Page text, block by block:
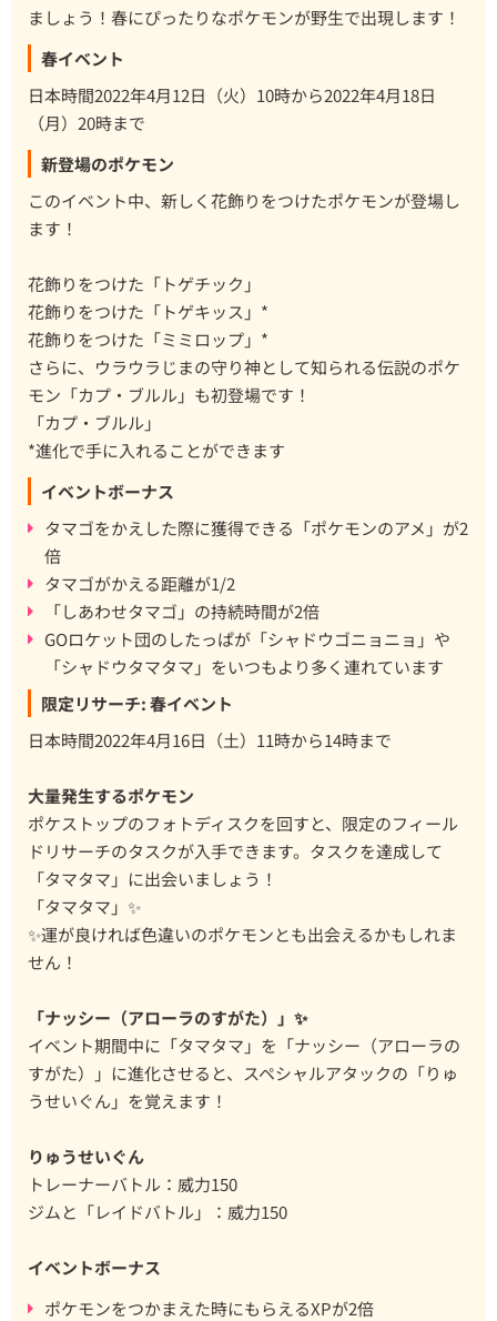
ましょう！春にぴったりなポケモンが野生で出現します！
春イベント
日本時間2022年4月12日（火）10時から2022年4月18日
（月）20時まで
新登場のポケモン
このイベント中、新しく花飾りをつけたポケモンが登場し
ます！
花飾りをつけた「トゲチック」
花飾りをつけた「トゲキッス」*
花飾りをつけた「ミミロップ」*
さらに、ウラウラじまの守り神として知られる伝説のポケ
モン「カプ・ブルル」も初登場です！
「カプ・ブルル」
*進化で手に入れることができます
イベントボーナス
タマゴをかえした際に獲得できる「ポケモンのアメ」が2
倍
タマゴがかえる距離が1/2
「しあわせタマゴ」の持続時間が2倍
GOロケット団のしたっぱが「シャドウゴニョニョ」や
「シャドウタマタマ」をいつもより多く連れています
限定リサーチ: 春イベント
日本時間2022年4月16日（土）11時から14時まで
大量発生するポケモン
ポケストップのフォトディスクを回すと、限定のフィール
ドリサーチのタスクが入手できます。タスクを達成して
「タマタマ」に出会いましょう！
「タマタマ」✨
✨運が良ければ色違いのポケモンとも出会えるかもしれま
せん！
「ナッシー（アローラのすがた）」✨
イベント期間中に「タマタマ」を「ナッシー（アローラの
すがた）」に進化させると、スペシャルアタックの「りゅ
うせいぐん」を覚えます！
りゅうせいぐん
トレーナーバトル：威力150
ジムと「レイドバトル」：威力150
イベントボーナス
ポケモンをつかまえた時にもらえるXPが2倍